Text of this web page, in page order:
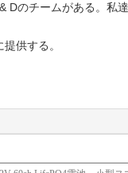
のチームがある。私
供する。